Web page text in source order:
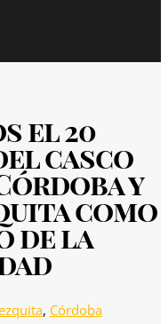
el 20
casco
y
como
de la
, Córdoba